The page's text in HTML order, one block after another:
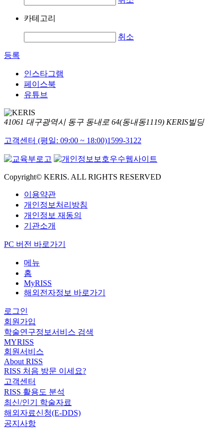
카테고리
취소
등록
인스타그램
페이스북
유튜브
41061 대구광역시 동구 동내로 64(동내동1119) KERIS빌딩
고객센터 (평일: 09:00 ~ 18:00)1599-3122
Copyright© KERIS. ALL RIGHTS RESERVED
이용약관
개인정보처리방침
개인정보 재동의
기관소개
PC 버전 바로가기
메뉴
홈
MyRISS
해외전자정보 바로가기
로그인
회원가입
학술연구정보서비스 검색
MYRISS
회원서비스
About RISS
RISS 처음 방문 이세요?
고객센터
RISS 활용도 분석
최신/인기 학술자료
해외자료신청(E-DDS)
공지사항